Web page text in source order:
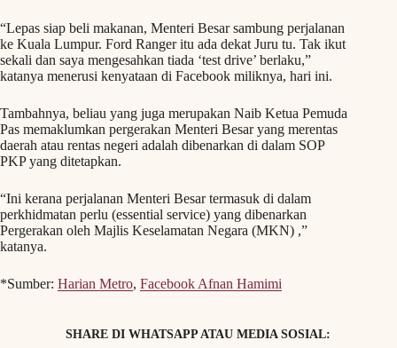
“Lepas siap beli makanan, Menteri Besar sambung perjalanan
ke Kuala Lumpur. Ford Ranger itu ada dekat Juru tu. Tak ikut
sekali dan saya mengesahkan tiada ‘test drive’ berlaku,”
katanya menerusi kenyataan di Facebook miliknya, hari ini.
Tambahnya, beliau yang juga merupakan Naib Ketua Pemuda
Pas memaklumkan pergerakan Menteri Besar yang merentas
daerah atau rentas negeri adalah dibenarkan di dalam SOP
PKP yang ditetapkan.
“Ini kerana perjalanan Menteri Besar termasuk di dalam
perkhidmatan perlu (essential service) yang dibenarkan
Pergerakan oleh Majlis Keselamatan Negara (MKN) ,”
katanya.
*Sumber: Harian Metro, Facebook Afnan Hamimi
SHARE DI WHATSAPP ATAU MEDIA SOSIAL: